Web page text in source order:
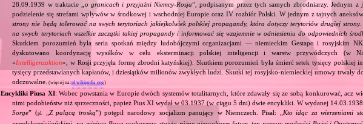
28.09.1939 w traktacie „ o granicach i przyjaźni Niemcy‐Rosja”, podpisanym przez tych samych zbrodniarzy. Jednym z
podzielenie się strefami wpływów w środkowej i wschodniej Europie oraz IV rozbiór Polski. W jednym z tajnych aneksów
strony nie będą tolerować na swych terytoriach jakiejkolwiek polskiej propagandy, która dotyczy terytoriów drugiej strony.
na swych terytoriach wszelkie zaczątki takiej propagandy i informować się wzajemnie w odniesieniu do odpowiednich
Skutkiem porozumień była seria spotkań między ludobójczymi organizacjami — niemieckim Gestapo i rosyjskim
dyskutowano koordynację wysiłków w celu eksterminacji polskiej inteligencji i warstw przywódczych (w
«Intelligenzaktion», w Rosji przyjęła formę zbrodni katyńskiej). Skutkiem porozumień była śmierć setek tysięcy polskiej
tysięcy przedstawianych kapłanów, i dziesiątków milionów zwykłych ludzi. Skutki tej rosyjsko‐niemieckiej umowy trwały
odczuwalne. (więcej na:pl.wikipedia.org)
Encykliki Piusa XI: Wobec powstania w Europie dwóch systemów totalitarnych, które zdawały się ze sobą konkurować, acz
nimi podobieństw niż sprzeczności, papież Pius XI wydał w 03.1937 (w ciągu 5 dni) dwie encykliki. W wydanej 14.03.1938
Sorge” (pl. Z palącą troską”) potępił narodowy socjalizm panujący w Niemczech. Pisał: „
Kto idąc za wierzeniami